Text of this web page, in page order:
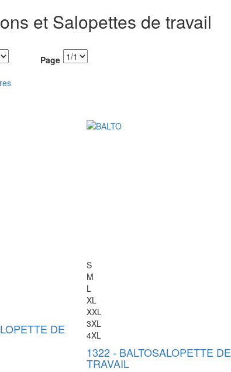
et Salopettes de travail
Page
DE
S
M
L
XL
XXL
3XL
4XL
1322- BALTOSALOPETTE DE
TRAVAIL